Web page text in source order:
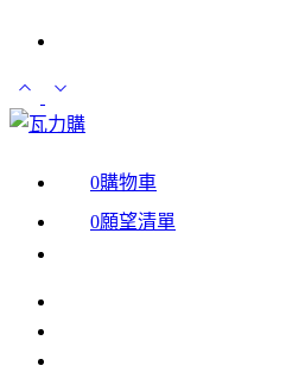
0購物車
0願望清單